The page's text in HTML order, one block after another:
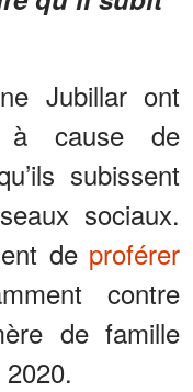
Jubillar ont
à cause de
subissent
sociaux.
de proférer
contre
de famille